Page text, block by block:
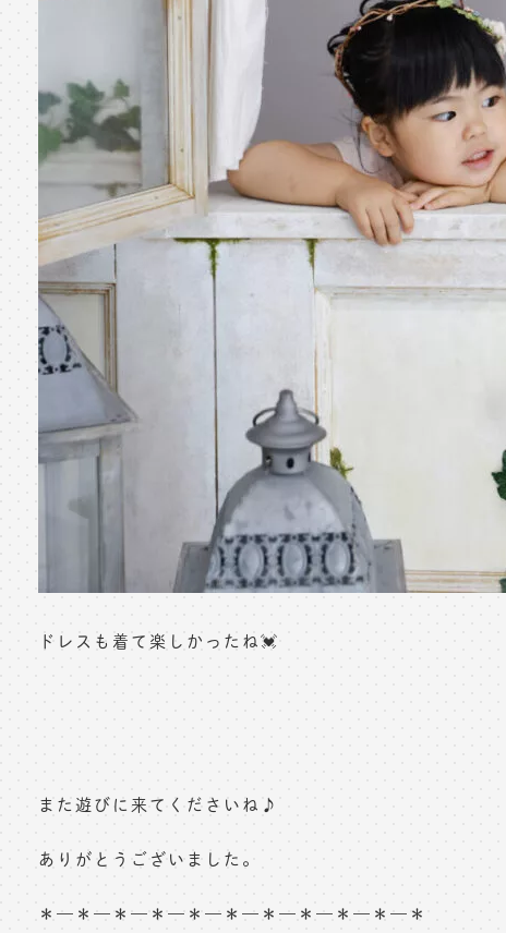
ドレスも着て楽しかったね💓
また遊びに来てくださいね♪
ありがとうございました。
＊—＊—＊—＊—＊—＊—＊—＊—＊—＊—＊